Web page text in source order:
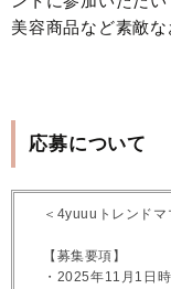
美容商品など素敵
応募について
＜4yuuuトレンドマ
【募集要項】
・2025年11月1日